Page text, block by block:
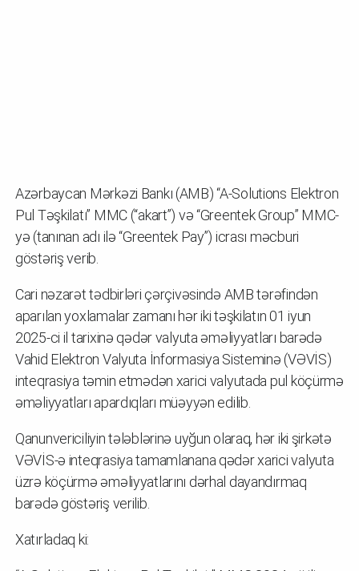
Azərbaycan Mərkəzi Bankı (AMB) “A-Solutions Elektron
Pul Təşkilatı” MMC (“akart”) və “Greentek Group” MMC-
yə (tanınan adı ilə “Greentek Pay”) icrası məcburi
göstəriş verib.
Cari nəzarət tədbirləri çərçivəsində AMB tərəfindən
aparılan yoxlamalar zamanı hər iki təşkilatın 01 iyun
2025-ci il tarixinə qədər valyuta əməliyyatları barədə
Vahid Elektron Valyuta İnformasiya Sisteminə (VƏVİS)
inteqrasiya təmin etmədən xarici valyutada pul köçürmə
əməliyyatları apardıqları müəyyən edilib.
Qanunvericiliyin tələblərinə uyğun olaraq, hər iki şirkətə
VƏVİS-ə inteqrasiya tamamlanana qədər xarici valyuta
üzrə köçürmə əməliyyatlarını dərhal dayandırmaq
barədə göstəriş verilib.
Xatırladaq ki: